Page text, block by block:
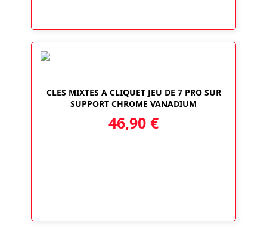
CLES MIXTES A CLIQUET JEU DE 7 PRO SUR
SUPPORT CHROME VANADIUM
46,90 €